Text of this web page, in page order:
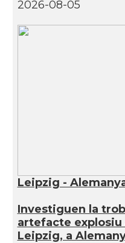
2026-08-05
Leipzig -
Investiguen la
artefacte explosiu
Leipzig, a